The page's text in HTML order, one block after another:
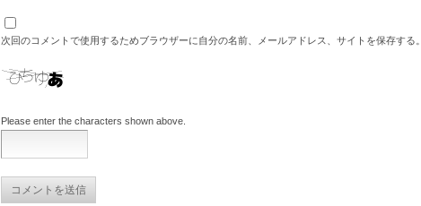
次回のコメントで使用するためブラウザーに自分の名前、メールアドレス、サイトを保存する。
Please enter the characters shown above.